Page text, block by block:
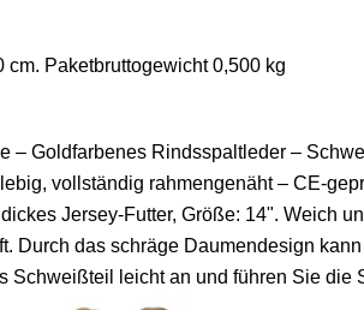
cm. Paketbruttogewicht 0,500 kg
– Goldfarbenes Rindsspaltleder –
vollständig rahmengenäht – CE-
Jersey-Futter, Größe: 14". Weich
Durch das schräge Daumendesign
Schweißteil leicht an und führen Sie die